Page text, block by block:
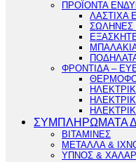
ΠΡΟΪΟΝΤΑ
ΛΑΣΤΙΧΑ
ΣΩΛΗΝΕΣ
ΦΡΟΝΤΙΔΑ –
ΣΥΜΠΛΗΡΩΜΑΤΑ
ΒΙΤΑΜΙΝΕΣ
ΜΕΤΑΛΛΑ &
ΥΠΝΟΣ &